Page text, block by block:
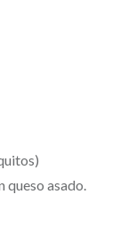
queso asado.